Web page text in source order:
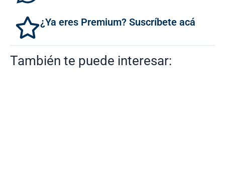
¿Ya eres Premium? Suscríbete acá
También te puede interesar: